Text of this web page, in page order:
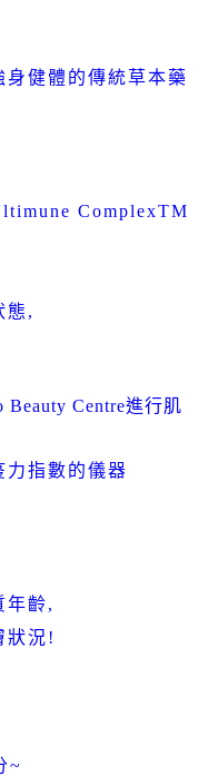
健體的傳統草本藥
ComplexTM
態 ,
Beauty Centre進行肌
力指數的儀器
年齡,
狀況!
~